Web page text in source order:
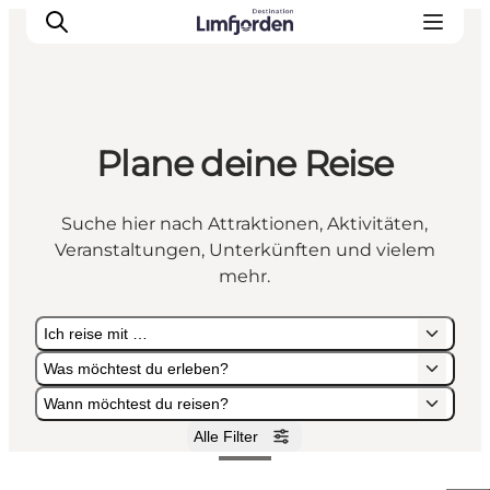
Plane deine Reise
Suche hier nach Attraktionen, Aktivitäten,
Veranstaltungen, Unterkünften und vielem
mehr.
Ich reise mit …
Was möchtest du erleben?
Wann möchtest du reisen?
Alle Filter